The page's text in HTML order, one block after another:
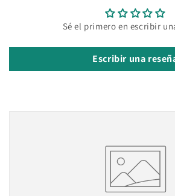
Sé el primero en escribir
Escribir una